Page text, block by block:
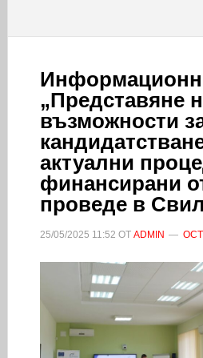
„Представяне
възможности
актуални
финансирани
проведе в
25/05/2025 11:52 ОТ ADMIN